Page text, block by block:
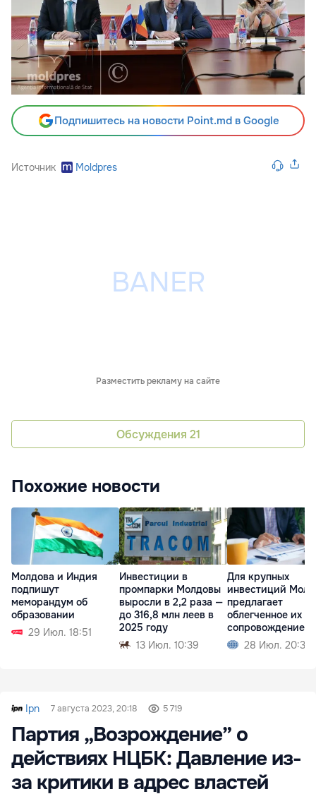
Подпишитесь на новости Point.md в Google
Источник Moldpres
Разместить рекламу на сайте
Обсуждения 21
Похожие новости
Молдова и Индия
подпишут
меморандум об
образовании
29 Июл. 18:51
Инвестиции в
промпарки Молдовы
выросли в 2,2 раза —
до 316,8 млн леев в
2025 году
13 Июл. 10:39
Для крупных
инвестиций
предлагает
облегченное их
сопровождение
28 Июл. 20:36
Ipn 7 августа 2023, 20:18 5 719
Партия „Возрождение” о
действиях НЦБК: Давление из-
за критики в адрес властей